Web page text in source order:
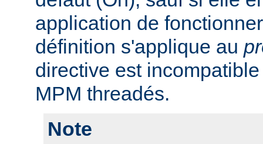
application de
définition s'applique au
directive est
MPM threadés.
Note